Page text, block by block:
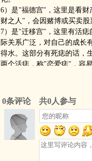
6）是"福德宫"，这里是看
财之人"，会因赌博或买卖股
7）是"迁移宫"，这里有活
际关系广泛，对自己的成长
得水。这部分有死痣的话，
两个活痣，称"恋爱痣"，容
8）（眉）是"兄弟宫"、"文
面的才能，能发挥独特的文
文学、艺术、音乐的才能。
9）是"母宅"，有活痣的话
承，就算继承也是小数目。
10）（眼睛），黑眼珠有
眼头有活痣者，会积极引诱